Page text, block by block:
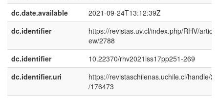
dc.date.available
2021-09-24T13:12:39Z
dc.identifier
https://revistas.uv.cl/index.php/RHV/
ew/2788
dc.identifier
10.22370/rhv2021iss17pp251-269
dc.identifier.uri
https://revistaschilenas.uchile.cl/handle/
/176473